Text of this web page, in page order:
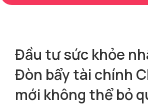
Đầu tư sức khỏe
Đòn bẩy tài chính
mới không thể bỏ